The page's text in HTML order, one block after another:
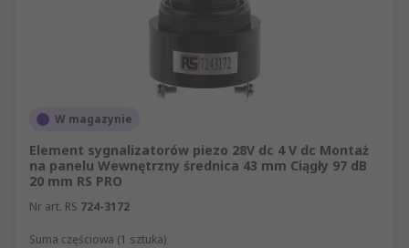
W magazynie
Element sygnalizatorów piezo 28V dc 4 V dc Montaż
na panelu Wewnętrzny średnica 43 mm Ciągły 97 dB
20 mm RS PRO
Nr art. RS 724-3172
Suma częściowa (1 sztuka)